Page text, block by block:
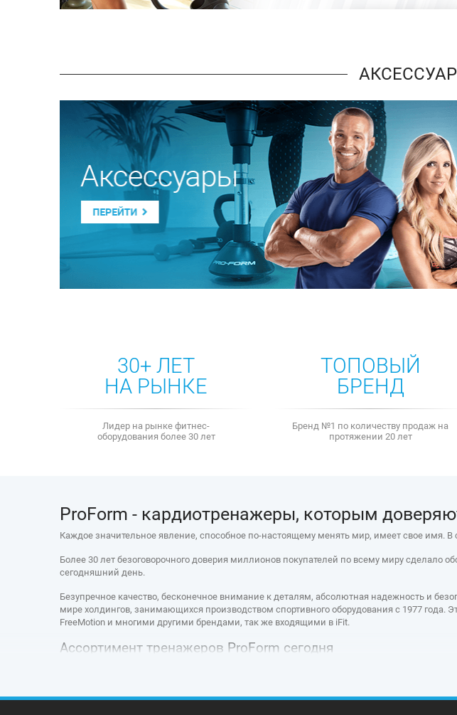
30+ ЛЕТ
НА РЫНКЕ
Лидер на рынке фитнес-
оборудования более 30 лет
ТОПОВЫЙ
БРЕНД
Бренд №1 по количеству продаж на
протяжении 20 лет
ProForm - кардиотренажеры, которым
Каждое значительное явление, способное по-настоящему менять мир, имеет свое имя.
Более 30 лет безоговорочного доверия миллионов покупателей по всему миру
сегодняшний день.
Безупречное качество, бесконечное внимание к деталям, абсолютная надежность и
мире холдингов, занимающихся производством спортивного оборудования с 1977 года.
FreeMotion и многими другими брендами, так же входящими в iFit.
Ассортимент тренажеров ProForm сегодня
Каждый тренажер бренда представляет собой уникальное сочетание инновационных